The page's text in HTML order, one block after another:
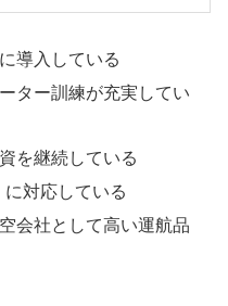
導入している
ター訓練が充実してい
を継続している
対応している
会社として高い運航品